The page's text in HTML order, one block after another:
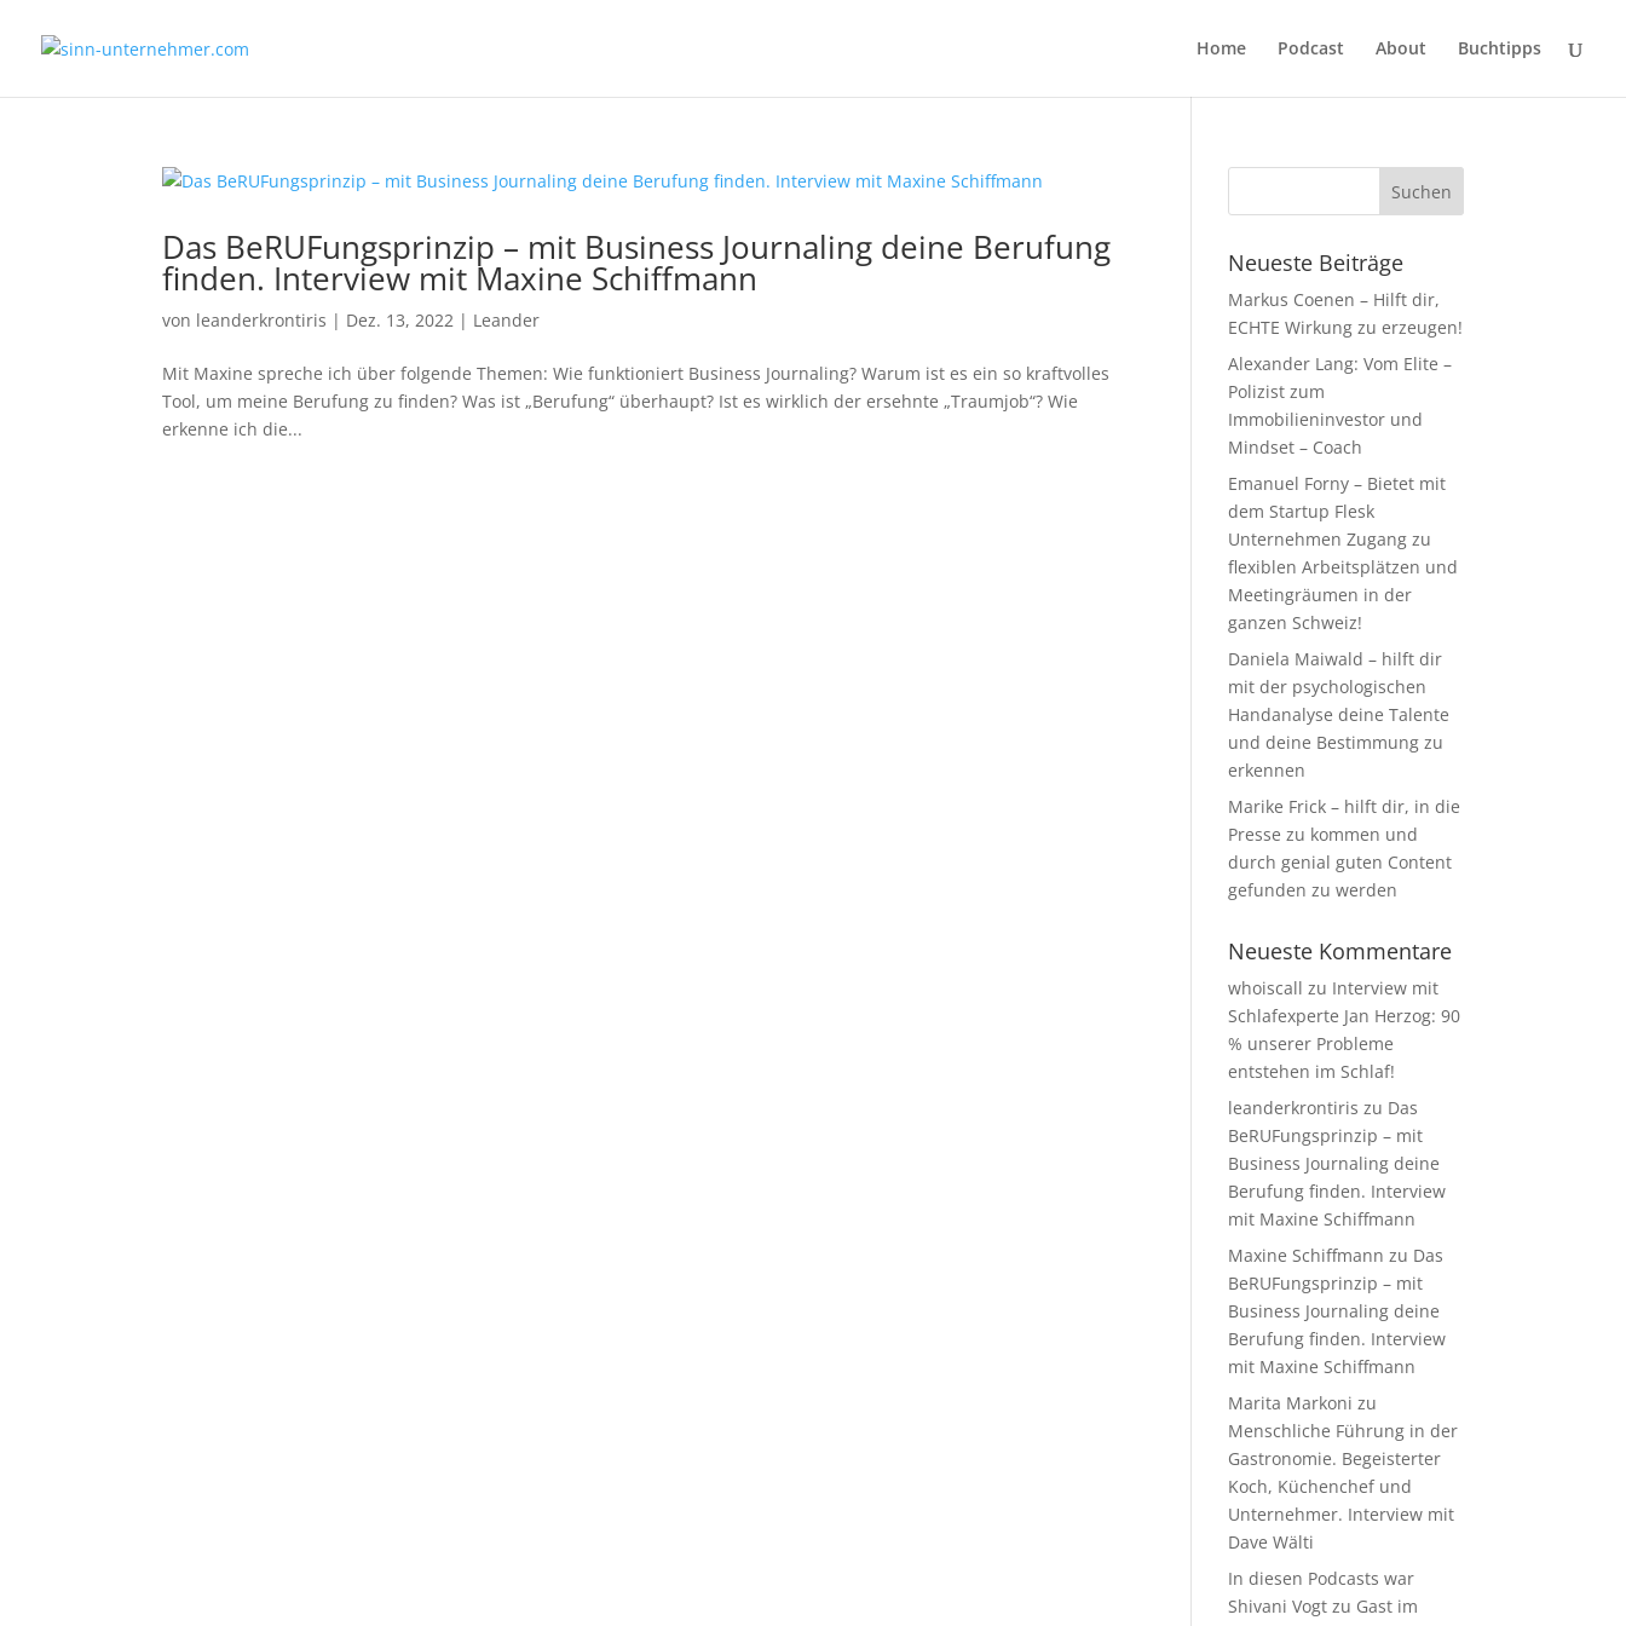
Home Podcast About Buchtipps
Das BeRUFungsprinzip – mit Business Journaling deine Berufung
finden. Interview mit Maxine Schiffmann
von leanderkrontiris | Dez. 13, 2022 | Leander
Mit Maxine spreche ich über folgende Themen: Wie funktioniert Business Journaling? Warum ist es ein so kraftvolles
Tool, um meine Berufung zu finden? Was ist „Berufung“ überhaupt? Ist es wirklich der ersehnte „Traumjob“? Wie
erkenne ich die...
Neueste Beiträge
Markus Coenen – Hilft dir,
ECHTE Wirkung zu erzeugen!
Alexander Lang: Vom Elite –
Polizist zum
Immobilieninvestor und
Mindset – Coach
Emanuel Forny – Bietet mit
dem Startup Flesk
Unternehmen Zugang zu
flexiblen Arbeitsplätzen und
Meetingräumen in der
ganzen Schweiz!
Daniela Maiwald – hilft dir
mit der psychologischen
Handanalyse deine Talente
und deine Bestimmung zu
erkennen
Marike Frick – hilft dir, in die
Presse zu kommen und
durch genial guten Content
gefunden zu werden
Neueste Kommentare
whoiscall zu Interview mit
Schlafexperte Jan Herzog: 90
% unserer Probleme
entstehen im Schlaf!
leanderkrontiris zu Das
BeRUFungsprinzip – mit
Business Journaling deine
Berufung finden. Interview
mit Maxine Schiffmann
Maxine Schiffmann zu Das
BeRUFungsprinzip – mit
Business Journaling deine
Berufung finden. Interview
mit Maxine Schiffmann
Marita Markoni zu
Menschliche Führung in der
Gastronomie. Begeisterter
Koch, Küchenchef und
Unternehmer. Interview mit
Dave Wälti
In diesen Podcasts war
Shivani Vogt zu Gast im